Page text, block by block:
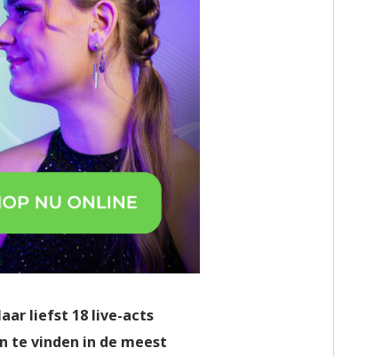
liefst 18 live-acts
te vinden in de meest